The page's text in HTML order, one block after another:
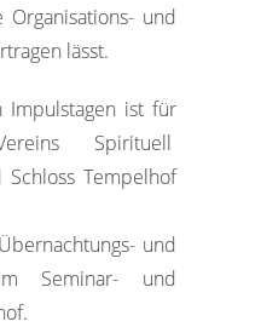
und
lässt.
Impulstagen ist für
Spirituell
Tempelhof
und
im Seminar- und